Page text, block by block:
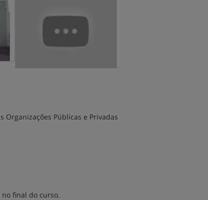
Organizações Públicas e Privadas
final do curso.